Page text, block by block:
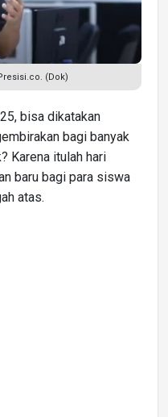
(Dok)
bisa dikatakan
bagi banyak
Karena itulah hari
baru bagi para siswa
atas.